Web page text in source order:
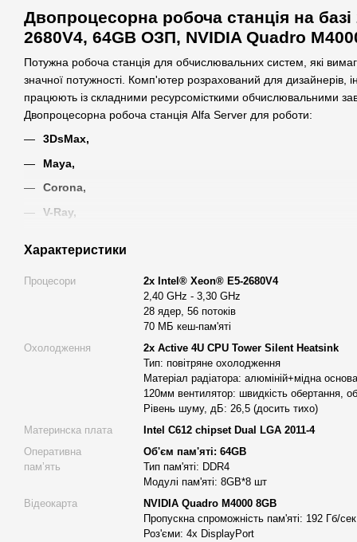
Двопроцесорна робоча станція на
2680V4, 64GB ОЗП, NVIDIA Quadro
Потужна робоча станція для обчислювальних систем, які
значної потужності. Комп'ютер розрахований для дизайнерів,
працюють із складними ресурсомісткими обчислювальними
Двопроцесорна робоча станція Alfa Server для роботи:
3DsMax,
Maya,
Corona,
V-Ray,
З цією станцією ви не просто долаєте технічні обмеження,
творчості. Інтегровані технології та високоякісні компоненти
які задачі — від складного 3D-моделювання до вимогливого
найскладніші процеси на плавний і неперервний творчий
концентруватися на втіленні своєї візії, а не на обмеженнях
піксель на екрані, кожна лінія коду, кожен кадр рендеру стає
професіоналізму та амбіцій. Це не просто інвестиція в
вашої кар'єри та творчих досягнень.
Відкрийте нові горизонти творчості з двопроцесорною
об'єднує в собі неперевершену потужність та безперервну
Серцем цієї машини є два процесори Intel® Xeon® E5-
швидкодію завдяки 28 ядрам та 56 потокам, не зважаючи
64 ГБ оперативної пам'яті DDR4 гарантують беззупинний
Відеокарта NVIDIA Quadro M4000 8GB відкриває перед
Характеристики
Процесори
2х Intel® Xeon® E5-2680V4
2,40 GHz - 3,30 GHz
28 ядер, 56 потоків
70 МБ кеш-пам'яті
Охолодження
2x Active 4U CPU Tower Silent Heatsink
Тип: повітряне охолодження
Матеріал радіатора: алюміній+мідна
120мм вентилятор: швидкість обертання,
Рівень шуму, дБ: 26,5 (досить тихо)
Материнска плата
Intel C612 chipset Dual LGA 2011-4
Оперативна
памʼять
Об'єм пам'яті: 64GB
Тип пам'яті: DDR4
Модулі пам'яті: 8GB*8 шт
Відеокарта
NVIDIA Quadro M4000 8GB
Пропускна спроможність пам'яті: 192 Гб/сек
Роз'єми: 4х DisplayPort